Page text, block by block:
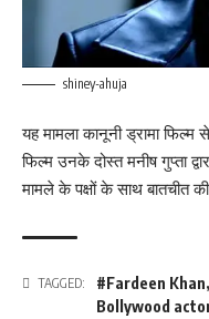
shiney-ahuja
यह मामला कानूनी ड्रामा
फिल्म उनके दोस्त मनीष गुप्ता
मामले के पक्षों के साथ बातचीत
TAGGED: #Fardeen Khan,
Bollywood